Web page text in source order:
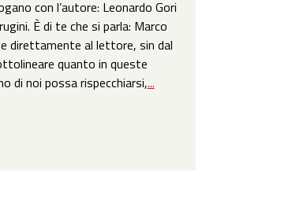
con l’autore: Leonardo Gori
È di te che si parla: Marco
direttamente al lettore, sin dal
quanto in queste
di noi possa rispecchiarsi,...